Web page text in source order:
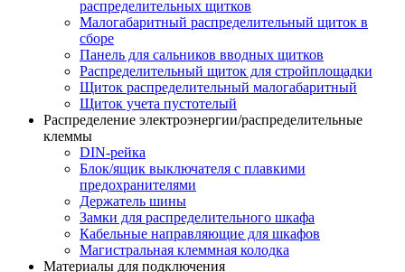
распределительных щитков
Малогабаритный распределительный щиток в
сборе
Панель для сальников вводных щитков
Распределительный щиток для стройплощадки
Щиток распределительный малогабаритный
Щиток учета пустотелый
Распределение электроэнергии/распределительные
клеммы
DIN-рейка
Блок/ящик выключателя с плавкими
предохранителями
Держатель шины
Замки для распределительного шкафа
Кабельные направляющие для шкафов
Магистральная клеммная колодка
Материалы для подключения